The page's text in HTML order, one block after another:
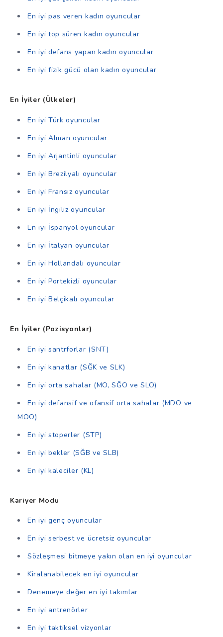
En iyi pas veren kadın oyuncular
En iyi top süren kadın oyuncular
En iyi defans yapan kadın oyuncular
En iyi fizik gücü olan kadın oyuncular
En İyiler (Ülkeler)
En iyi Türk oyuncular
En iyi Alman oyuncular
En iyi Arjantinli oyuncular
En iyi Brezilyalı oyuncular
En iyi Fransız oyuncular
En iyi İngiliz oyuncular
En iyi İspanyol oyuncular
En iyi İtalyan oyuncular
En iyi Hollandalı oyuncular
En iyi Portekizli oyuncular
En iyi Belçikalı oyuncular
En İyiler (Pozisyonlar)
En iyi santrforlar (SNT)
En iyi kanatlar (SĞK ve SLK)
En iyi orta sahalar (MO, SĞO ve SLO)
En iyi defansif ve ofansif orta sahalar (MDO ve
MOO)
En iyi stoperler (STP)
En iyi bekler (SĞB ve SLB)
En iyi kaleciler (KL)
Kariyer Modu
En iyi genç oyuncular
En iyi serbest ve ücretsiz oyuncular
Sözleşmesi bitmeye yakın olan en iyi oyuncular
Kiralanabilecek en iyi oyuncular
Denemeye değer en iyi takımlar
En iyi antrenörler
En iyi taktiksel vizyonlar